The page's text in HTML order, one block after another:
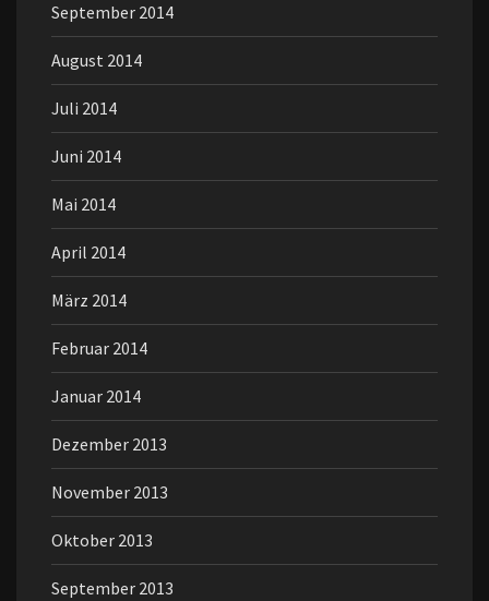
September 2014
August 2014
Juli 2014
Juni 2014
Mai 2014
April 2014
März 2014
Februar 2014
Januar 2014
Dezember 2013
November 2013
Oktober 2013
September 2013